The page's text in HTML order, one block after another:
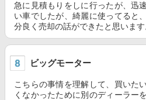
急に見積もりをしに行ったが、迅
い車でしたが、綺麗に使ってると
分良く売却の話ができたと思います
ビッグモーター
こちらの事情を理解して、買いた
くなかったために別のディーラー